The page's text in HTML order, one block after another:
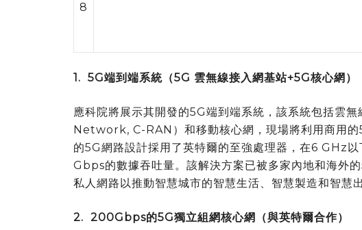
8
1. 5G端到端系統 （5G 雲無線接入網基站+5G核心網）
應科院將展示其開發的5G端到端系統，該系統包括雲
Network, C-RAN）和移動核心網，現場將利用商用的
的5G網路設計採用了英特爾的至強處理器，在6 GHz
Gbps的數據吞吐量。該解決方案已被多家內地和海外
私人網路以推動智慧城市的智慧生活、智慧製造和智慧
2. 200Gbps的5G獨立組網核心網（與英特爾合作）